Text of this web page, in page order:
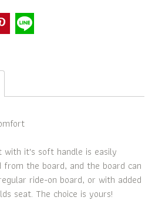
with it's soft handle is easily
the board, and the board can
ride-on board, or with added
seat. The choice is yours!